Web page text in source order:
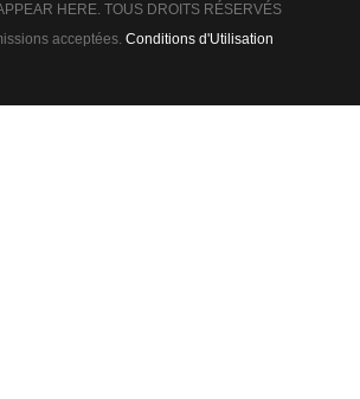
HERE. TOUS DROITS RÉSERVÉS
acceptées. Conditions d'Utilisation